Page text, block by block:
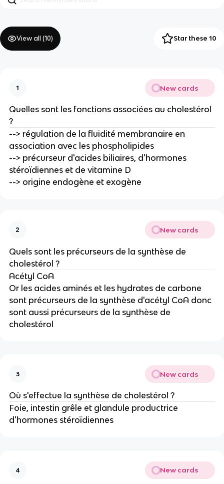
View all (10) Star these 10
1 New cards
Quelles sont les fonctions associées au cholestérol
?
--> régulation de la fluidité membranaire en
association avec les phospholipides
--> précurseur d'acides biliaires, d'hormones
stéroïdiennes et de vitamine D
--> origine endogène et exogène
2 New cards
Quels sont les précurseurs de la synthèse de
cholestérol ?
Acétyl CoA
Or les acides aminés et les hydrates de carbone
sont précurseurs de la synthèse d'acétyl CoA donc
sont aussi précurseurs de la synthèse de
cholestérol
3 New cards
Où s'effectue la synthèse de cholestérol ?
Foie, intestin grêle et glandule productrice
d'hormones stéroïdiennes
4 New cards